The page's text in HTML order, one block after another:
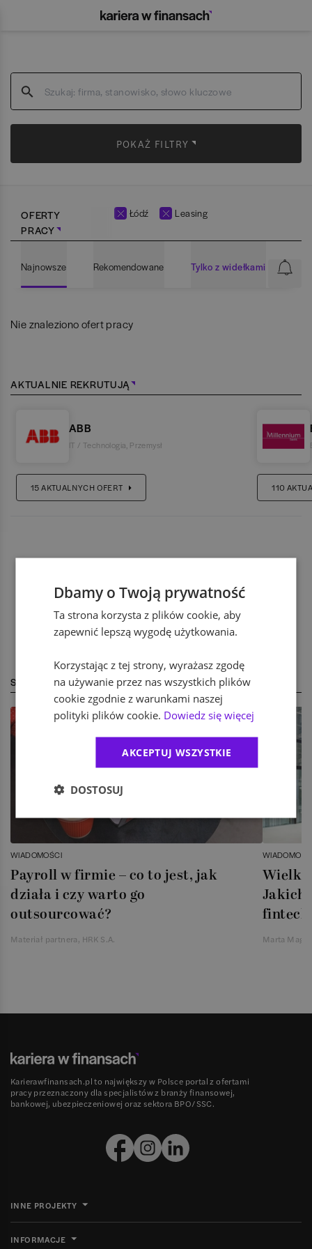
POKAŻ FILTRY
OFERTY
PRACY
Łódź Leasing
Najnowsze Rekomendowane Tylko z widełkami
Nie znaleziono ofert pracy
AKTUALNIE REKRUTUJĄ
ABB
IT / Technologia Przemysł
15AKTUALNYCH OFERT 110
STREFA EKSPERTA
WIADOMOŚCI
Payroll w firmie – co to jest, jak
działa i czy warto go
outsourcować?
Materiał partnera, HRK S.A.
Jakich
Marta
Karierawfinansach.pl to największy w Polsce portal z ofertami
pracy przeznaczony dla specjalistów z branży finansowej,
bankowej, ubezpieczeniowej oraz sektora BPO/SSC.
INNE PROJEKTY
INFORMACJE
Dbamy o Twoją prywatność
Ta strona korzysta z plików cookie, aby
zapewnić lepszą wygodę użytkowania.
Korzystając z tej strony, wyrażasz zgodę
na używanie przez nas wszystkich plików
cookie zgodnie z warunkami naszej
polityki plików cookie. Dowiedz się więcej
AKCEPTUJ WSZYSTKIE
DOSTOSUJ